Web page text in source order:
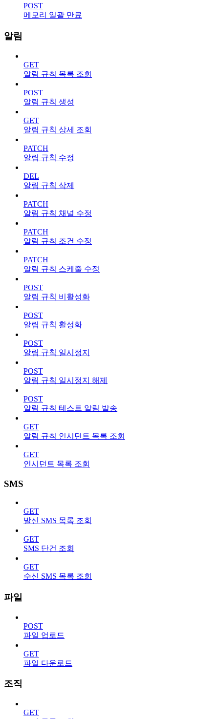
POST
메모리 일괄 만료
알림
GET
알림 규칙 목록 조회
POST
알림 규칙 생성
GET
알림 규칙 상세 조회
PATCH
알림 규칙 수정
DEL
알림 규칙 삭제
PATCH
알림 규칙 채널 수정
PATCH
알림 규칙 조건 수정
PATCH
알림 규칙 스케줄 수정
POST
알림 규칙 비활성화
POST
알림 규칙 활성화
POST
알림 규칙 일시정지
POST
알림 규칙 일시정지 해제
POST
알림 규칙 테스트 알림 발송
GET
알림 규칙 인시던트 목록 조회
GET
인시던트 목록 조회
SMS
GET
발신 SMS 목록 조회
GET
SMS 단건 조회
GET
수신 SMS 목록 조회
파일
POST
파일 업로드
GET
파일 다운로드
조직
GET